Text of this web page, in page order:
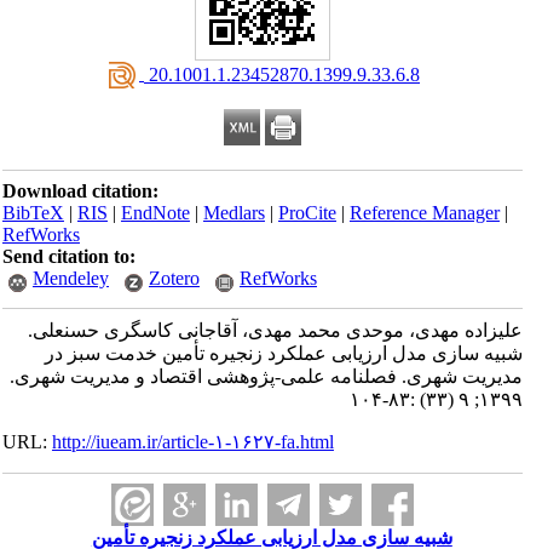
‎ 20.1001.1.23452870.1399.9.33.6.8
Download citation:
BibTeX|RIS|EndNote|Medlars|ProCite|Reference Manager
RefWorks
Send citation to:
Mendeley
Zotero RefWorks
علیزاده مهدی، موحدی محمد مهدی، آقاجانی کاسگری حسنعلی.
شبیه ‎سازی مدل ارزیابی عملکرد زنجیره تأمین خدمت سبز در
مدیریت شهری. فصلنامه علمی-پژوهشی اقتصاد و مدیریت شهری.
۱۳۹۹; ۹ (۳۳) :۸۳-۱۰۴
URL:http://iueam.ir/article-۱-۱۶۲۷-fa.html
شبیه ‎سازی مدل ارزیابی عملکرد زنجیره تأمین